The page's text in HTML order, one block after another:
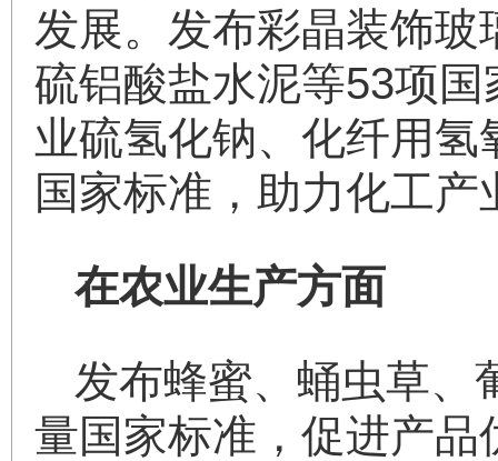
发展。发布彩晶装饰
硫铝酸盐水泥等53项
业硫氢化钠、化纤用
国家标准，助力化工
在农业生产方面
发布蜂蜜、蛹虫草、
量国家标准，促进产